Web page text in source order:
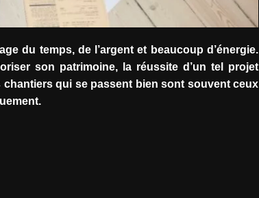
du temps, de l’argent et beaucoup d’énergie.
son patrimoine, la réussite d’un tel projet
qui se passent bien sont souvent ceux